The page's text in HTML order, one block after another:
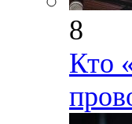
8
Кто